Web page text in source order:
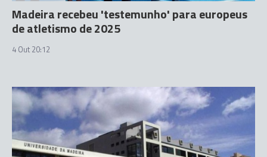
Madeira recebeu 'testemunho' para europeus
de atletismo de 2025
4 Out 20:12